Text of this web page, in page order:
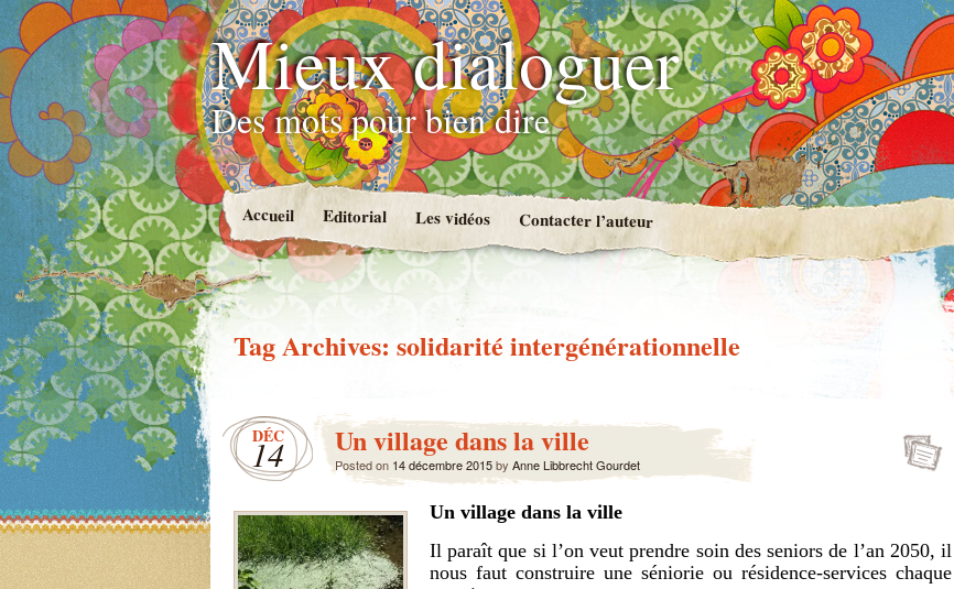
Mieux dialoguer
Des mots pour bien dire
Accueil Editorial Les vidéos Contacter l’auteur
Tag Archives: solidarité intergénérationnelle
DÉC
14 Un village dans la ville
Posted on 14 décembre 2015by Anne Libbrecht Gourdet
Un village dans la ville
Il paraît que si l’on veut prendre soin des seniors de l’an 2050, il
nous faut construire une séniorie ou résidence-services chaque